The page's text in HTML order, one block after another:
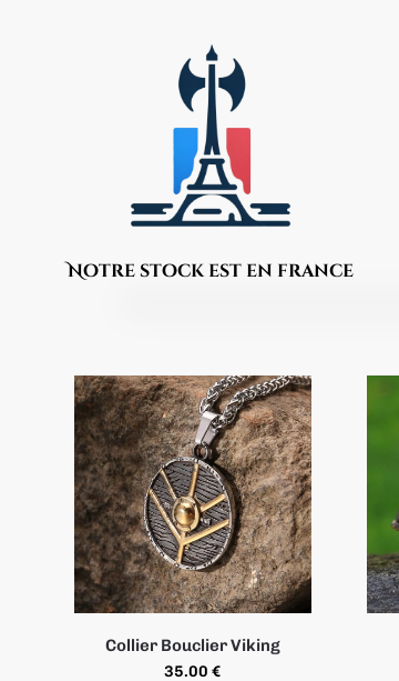
Notre stock est en france
Collier Bouclier Viking
35.00€